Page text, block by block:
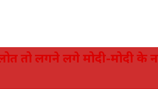
तो लगने लगे मोदी-मोदी के